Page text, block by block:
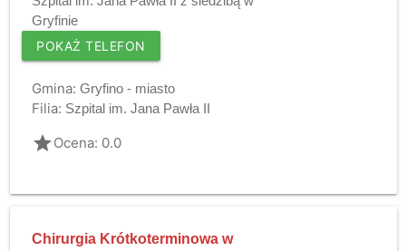
Gryfinie
POKAŻ TELEFON
Gmina: Gryfino - miasto
Filia: Szpital im. Jana Pawła II
gradeOcena: 0.0
Chirurgia Krótkoterminowa w